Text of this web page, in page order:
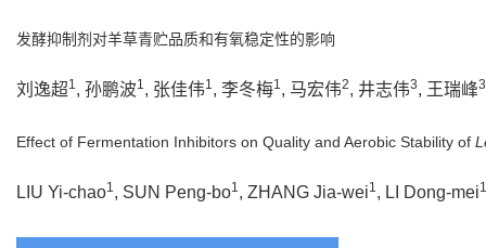
发酵抑制剂对羊草青贮品质和有氧稳定性的影响
刘逸超1, 孙鹏波1, 张佳伟1, 李冬梅1, 马宏伟2, 井志伟3, 王瑞峰3
Effect of Fermentation Inhibitors on Quality and Aerobic Stability of
LIU Yi-chao1, SUN Peng-bo1, ZHANG Jia-wei1, LI Dong-mei1